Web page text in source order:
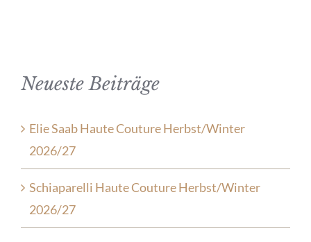
Neueste Beiträge
Elie Saab Haute Couture Herbst/Winter
2026/27
Schiaparelli Haute Couture Herbst/Winter
2026/27